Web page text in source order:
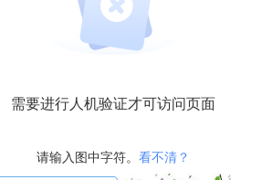
需要进行人机验证才可访问页面
请输入图中字符。 看不清？